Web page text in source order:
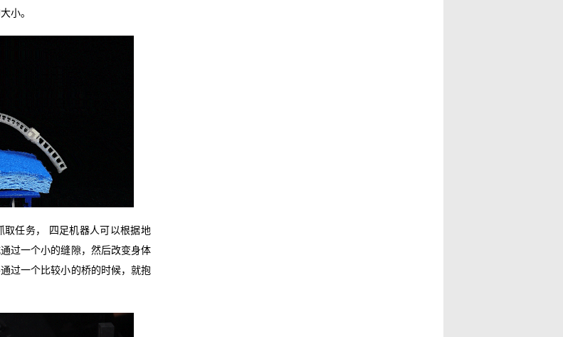
小。
取任务， 四足机器人可以根据地
过一个小的缝隙，然后改变身体
过一个比较小的桥的时候，就抱